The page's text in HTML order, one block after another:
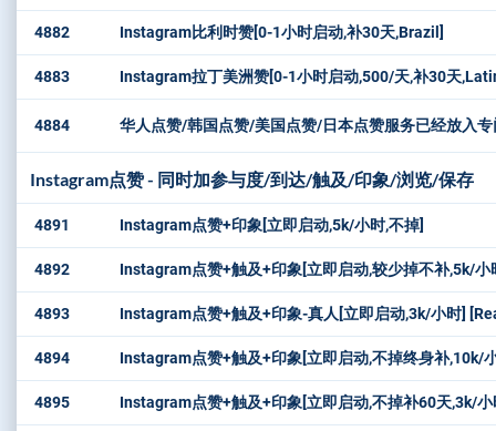
4882 Instagram比利时赞[0-1小时启动,补30天,Brazil]
4883 Instagram拉丁美洲赞[0-1小时启动,500/天,补30天
4884 华人点赞/韩国点赞/美国点赞/日本点赞服务已经放入
Instagram点赞 - 同时加参与度/到达/触及/印象/浏览/保存
4891 Instagram点赞+印象[立即启动,5k/小时,不掉]
4892 Instagram点赞+触及+印象[立即启动,较少掉不补,5k/
4893 Instagram点赞+触及+印象-真人[立即启动,3k/小时]
4894 Instagram点赞+触及+印象[立即启动,不掉终身补,10k/
4895 Instagram点赞+触及+印象[立即启动,不掉补60天,3k/